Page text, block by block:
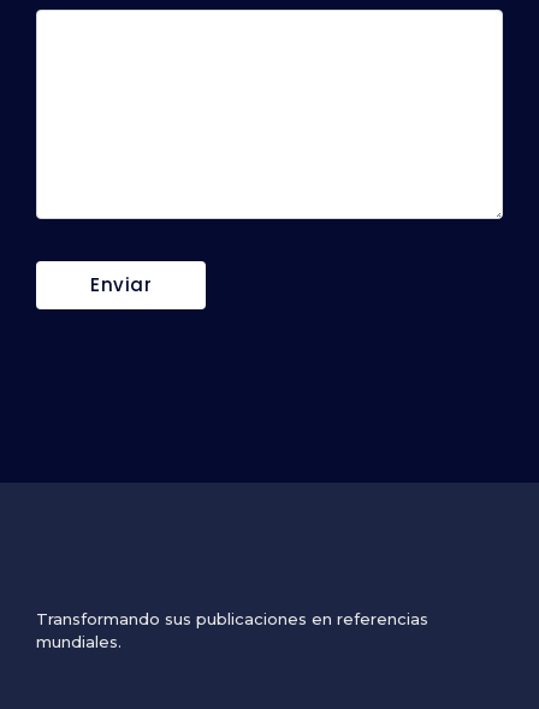
Transformando sus publicaciones en referencias
mundiales.